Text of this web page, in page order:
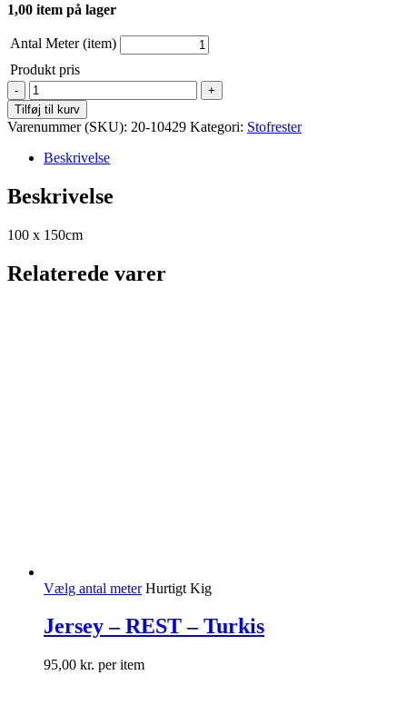
1,00 item på lager
Antal Meter (item)
Produkt pris
Strikket
glitter
-
Stof
rest
Sølv
antal
Tilføj til kurv
Varenummer (SKU): 20-10429 Kategori: Stofrester
Beskrivelse
Beskrivelse
100 x 150cm
Relaterede varer
Vælg antal meter Hurtigt Kig
Jersey – REST – Turkis
95,00 kr. per item